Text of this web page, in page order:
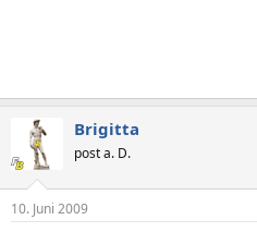
Brigitta
post a. D.
10. Juni 2009